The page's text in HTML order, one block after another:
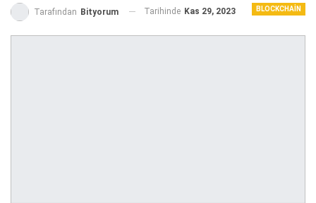
BLOCKCHAIN
Tarafından Bityorum Tarihinde Kas 29, 2023